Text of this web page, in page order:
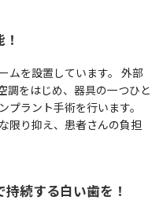
ムを設置しています。 外部
調をはじめ、器具の一つひと
ラント手術を行います。
限り抑え、患者さんの負担
続する白い歯を！